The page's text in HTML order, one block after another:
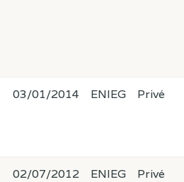
03/01/2014 ENIEG Privé
02/07/2012 ENIEG Privé